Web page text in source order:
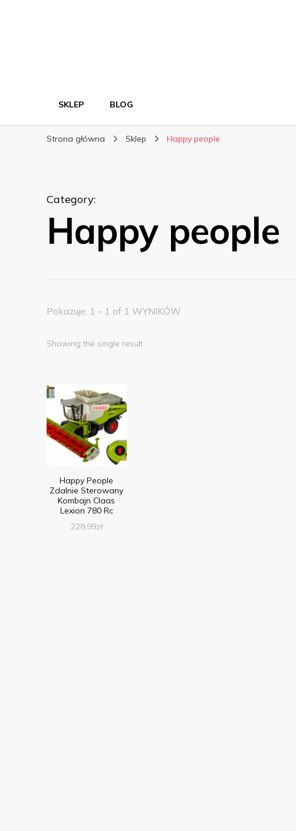
SKLEP BLOG
Strona główna Sklep Happy people
Category:
Happy people
Pokazuje: 1 - 1 of 1 WYNIKÓW
Showing the single result
Happy People
Zdalnie Sterowany
Kombajn Claas
Lexion 780 Rc
228,99zł